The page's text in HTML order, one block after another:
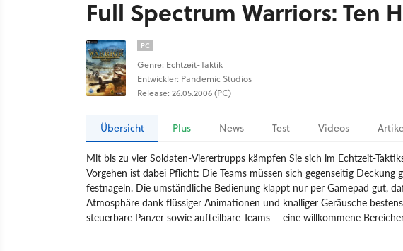
Full Spectrum Warriors: Ten
PC
Genre: Echtzeit-Taktik
Entwickler: Pandemic Studios
Release: 26.05.2006 (PC)
Übersicht Plus News Test Videos
Mit bis zu vier Soldaten-Vierertrupps kämpfen Sie sich im Echtzeit-
Vorgehen ist dabei Pflicht: Die Teams müssen sich gegenseitig
festnageln. Die umständliche Bedienung klappt nur per Gamepad gut,
Atmosphäre dank flüssiger Animationen und knalliger Geräusche
steuerbare Panzer sowie aufteilbare Teams -- eine willkommene